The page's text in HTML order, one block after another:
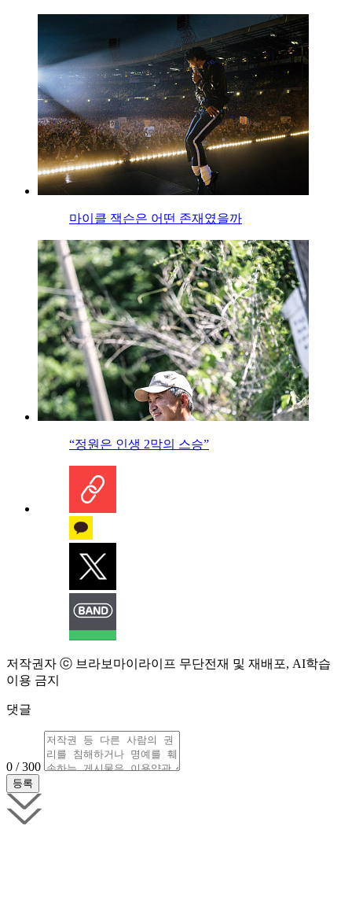
마이클 잭슨은 어떤 존재였을까
“정원은 인생 2막의 스승”
저작권자 ⓒ 브라보마이라이프 무단전재 및 재배포, AI학습
이용 금지
댓글
0 / 300